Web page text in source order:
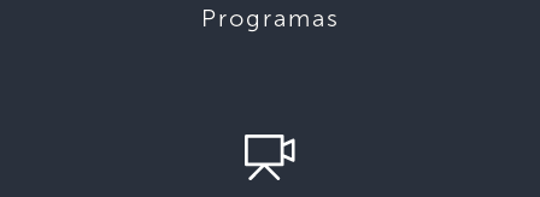
Programas